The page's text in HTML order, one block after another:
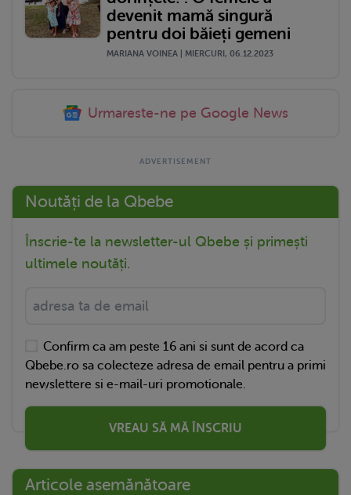
devenit mamă singură
pentru doi băieți gemeni
MARIANA VOINEA | MIERCURI, 06.12.2023
Urmareste-ne pe Google News
Noutăți de la Qbebe
Înscrie-te la newsletter-ul Qbebe și primești
ultimele noutăți.
Confirm ca am peste 16 ani si sunt de acord ca
Qbebe.ro sa colecteze adresa de email pentru a primi
newslettere si e-mail-uri promotionale.
VREAU SĂ MĂ ÎNSCRIU
Articole asemănătoare